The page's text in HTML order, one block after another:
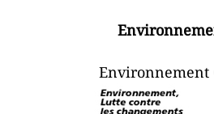
Environnement